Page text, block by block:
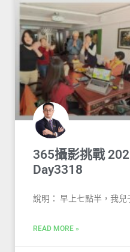
365攝影挑戰
Day3318
說明： 早上七點半，我兒
READ MORE »